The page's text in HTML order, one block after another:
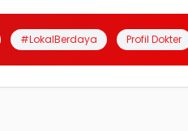
#LokalBerdaya Profil Dokter